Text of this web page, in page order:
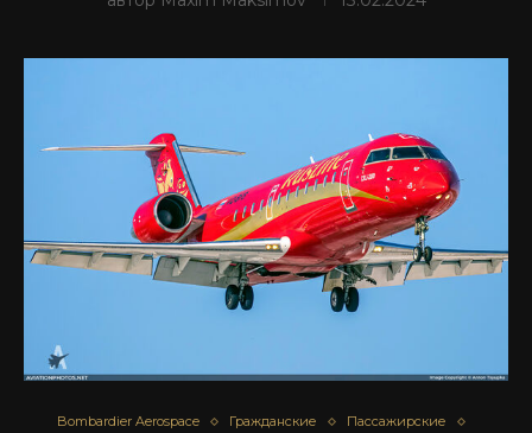
Bombardier Aerospace Гражданские
Пассажирские